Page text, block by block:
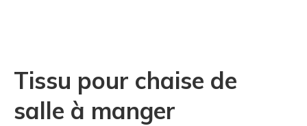
Tissu pour chaise de
salle à manger